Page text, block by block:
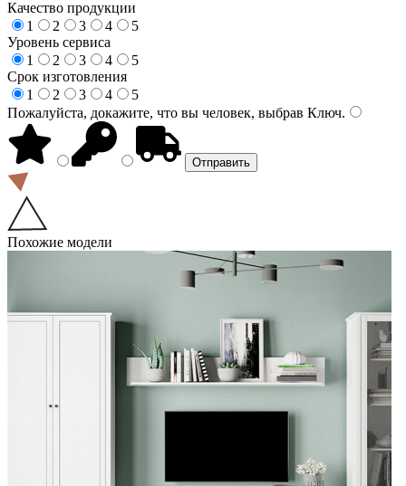
Качество продукции
1
2 3 4
5
Уровень сервиса
1
2 3 4
5
Срок изготовления
1
2 3 4
5
Пожалуйста, докажите, что вы человек, выбрав Ключ.
Похожие модели